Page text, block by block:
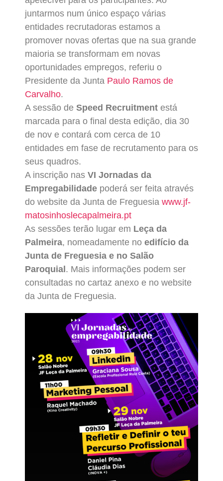
juntarmos num único espaço várias
entidades recrutadoras estamos a
promover novas ofertas que na sua grande
maioria se transformam em novas
oportunidades empregos, referiu o
Presidente da Junta Paulo Ramos de
Carvalho.
A sessão de Speed Recruitment está
marcada para o final desta edição, dia 30
de nov e contará com cerca de 10
entidades em fase de recrutamento para os
seus quadros.
A inscrição nas VI Jornadas da
Empregabilidade poderá ser feita através
do website da Junta de Freguesia www.jf-
matosinhoslecapalmeira.pt
As sessões terão lugar em Leça da
Palmeira, nomeadamente no edifício da
Junta de Freguesia e no Salão
Paroquial . Mais informações podem ser
consultadas no cartaz anexo e no website
da Junta de Freguesia.